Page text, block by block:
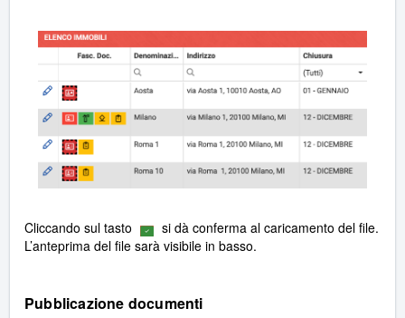
Cliccando sul tasto
si dà conferma al caricamento del file.
L’anteprima del file sarà visibile in basso.
Pubblicazione documenti